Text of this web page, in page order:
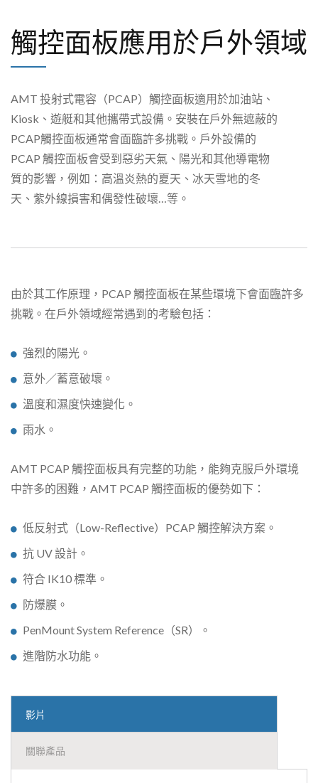
觸控面板應用於戶外領域
AMT 投射式電容（PCAP）觸控面板適用於加油站、
Kiosk、遊艇和其他攜帶式設備。安裝在戶外無遮蔽的
PCAP觸控面板通常會面臨許多挑戰。戶外設備的
PCAP 觸控面板會受到惡劣天氣、陽光和其他導電物
質的影響，例如：高溫炎熱的夏天、冰天雪地的冬
天、紫外線損害和偶發性破壞…等。
由於其工作原理，PCAP 觸控面板在某些環境下會面臨許多
挑戰。在戶外領域經常遇到的考驗包括：
強烈的陽光。
意外／蓄意破壞。
溫度和濕度快速變化。
雨水。
AMT PCAP 觸控面板具有完整的功能，能夠克服戶外環境
中許多的困難，AMT PCAP 觸控面板的優勢如下：
低反射式（Low-Reflective）PCAP 觸控解決方案。
抗 UV 設計。
符合 IK10 標準。
防爆膜。
PenMount System Reference（SR）。
進階防水功能。
影片
關聯產品